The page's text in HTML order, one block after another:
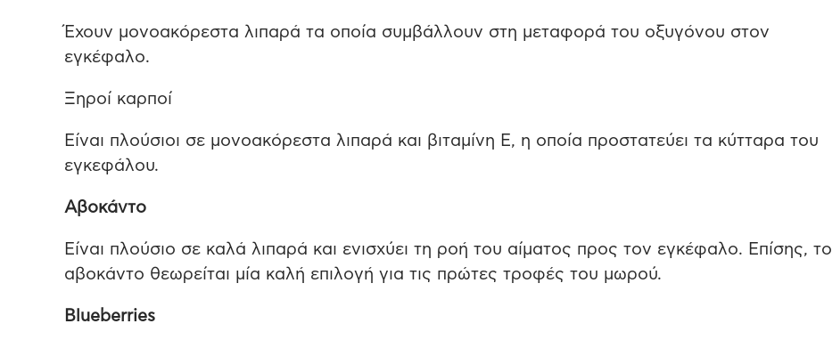
Έχουν μονοακόρεστα λιπαρά τα οποία συμβάλλουν στη μεταφορά του οξυγόνου στον
εγκέφαλο.
Ξηροί καρποί
Είναι πλούσιοι σε μονοακόρεστα λιπαρά και βιταμίνη E, η οποία προστατεύει τα κύτταρα του
εγκεφάλου.
Αβοκάντο
Είναι πλούσιο σε καλά λιπαρά και ενισχύει τη ροή του αίματος προς τον εγκέφαλο. Επίσης, το
αβοκάντο θεωρείται μία καλή επιλογή για τις πρώτες τροφές του μωρού.
Blueberries